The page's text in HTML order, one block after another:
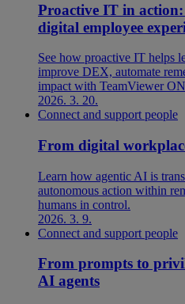
Proactive IT in action:
digital employee
See how proactive IT helps
improve DEX, automate
impact with TeamViewer
2026. 3. 20.
Connect and support people
From digital
Learn how agentic AI is
autonomous action within
humans in control.
2026. 3. 9.
Connect and support people
From prompts to
AI agents